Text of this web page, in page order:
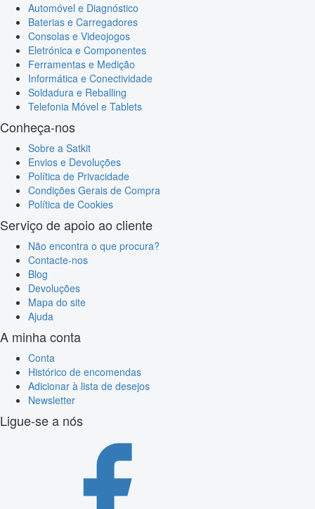
Automóvel e Diagnóstico
Baterias e Carregadores
Consolas e Videojogos
Eletrónica e Componentes
Ferramentas e Medição
Informática e Conectividade
Soldadura e Reballing
Telefonia Móvel e Tablets
Conheça-nos
Sobre a Satkit
Envios e Devoluções
Política de Privacidade
Condições Gerais de Compra
Política de Cookies
Serviço de apoio ao cliente
Não encontra o que procura?
Contacte-nos
Blog
Devoluções
Mapa do site
Ajuda
A minha conta
Conta
Histórico de encomendas
Adicionar à lista de desejos
Newsletter
Ligue-se a nós